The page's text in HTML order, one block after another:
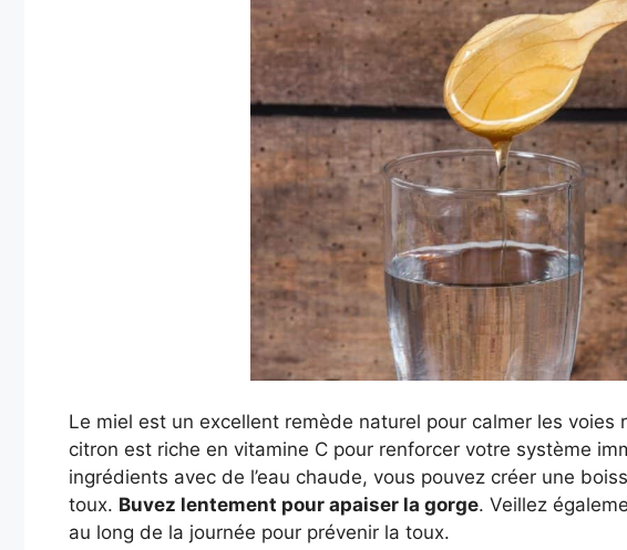
Le miel est un excellent remède naturel pour calmer les voies
citron est riche en vitamine C pour renforcer votre système
ingrédients avec de l’eau chaude, vous pouvez créer une
toux. Buvez lentement pour apaiser la gorge. Veillez
au long de la journée pour prévenir la toux.